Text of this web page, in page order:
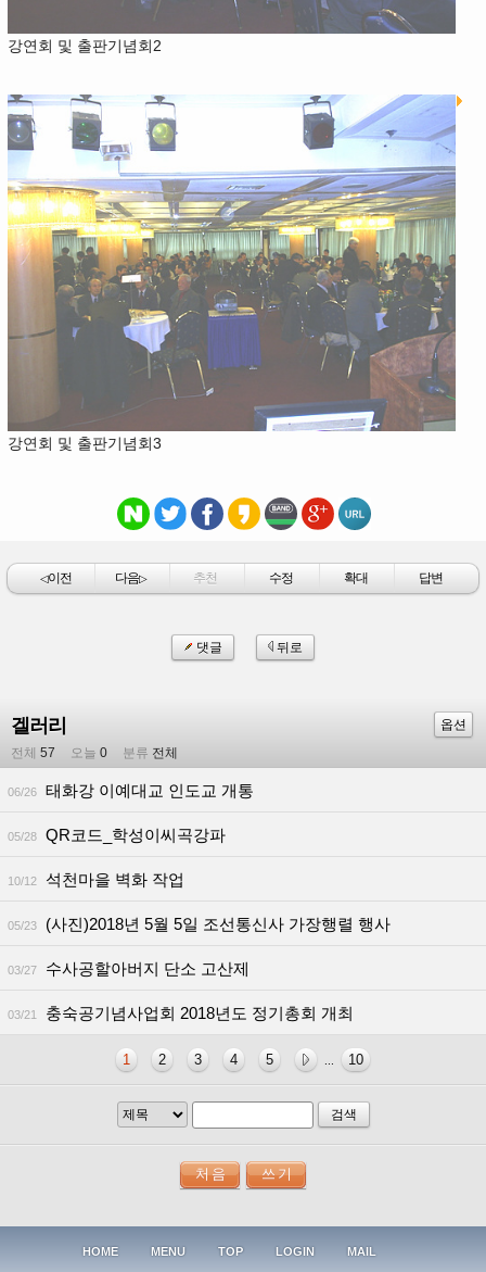
강연회 및 출판기념회2
강연회 및 출판기념회3
◁이전 다음▷ 추천 수정 확대 답변
댓글 뒤로
겔러리
옵션
전체 57 오늘 0 분류 전체
06/26 태화강 이예대교 인도교 개통
05/28 QR코드_학성이씨곡강파
10/12 석천마을 벽화 작업
05/23 (사진)2018년 5월 5일 조선통신사 가장행렬 행사
03/27 수사공할아버지 단소 고산제
03/21 충숙공기념사업회 2018년도 정기총회 개최
1 2 3 4 5 10
검색
HOME MENU TOP LOGIN MAIL